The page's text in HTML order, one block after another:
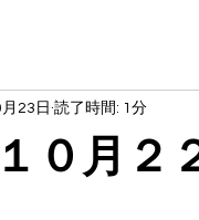
０月２
23日 読了時間: 1分